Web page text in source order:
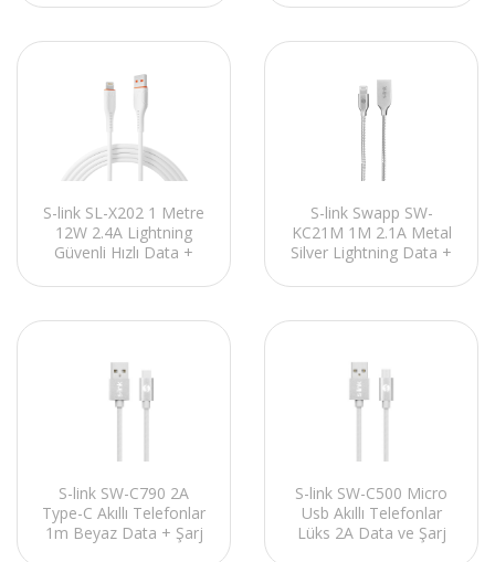
S-link SL-X202 1 Metre
12W 2.4A Lightning
Güvenli Hızlı Data +
S-link Swapp SW-
KC21M 1M 2.1A Metal
Silver Lightning Data +
S-link SW-C790 2A
Type-C Akıllı Telefonlar
1m Beyaz Data + Şarj
S-link SW-C500 Micro
Usb Akıllı Telefonlar
Lüks 2A Data ve Şarj